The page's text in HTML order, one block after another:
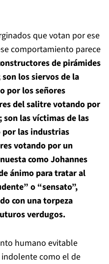
que votan por ese
comportamiento parece
de pirámides
los siervos de la
por los señores
del salitre votando por
son las víctimas de las
las industrias
votando por un
como Johannes
ánimo para tratar al
o “sensato”,
con una torpeza
verdugos.
humano evitable
como el de